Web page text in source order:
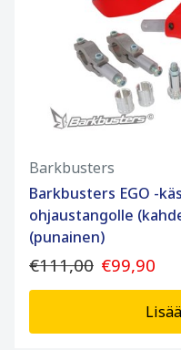
Barkbusters
Barkbusters EGO -
ohjaustangolle
(punainen)
€111,00 €99,90